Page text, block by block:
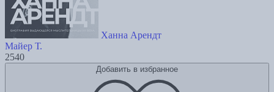
Ханна Арендт
Майер Т.
2540
Добавить в избранное